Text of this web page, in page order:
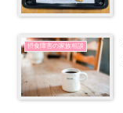
摂食障害の家族相談